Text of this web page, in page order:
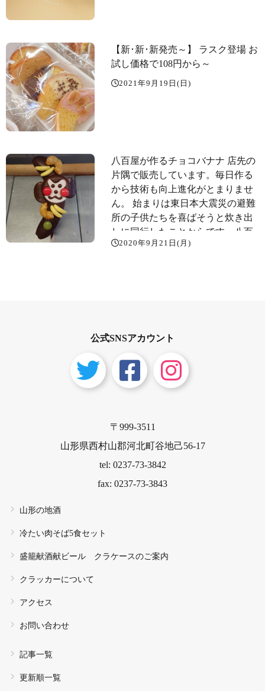
【新･新･新発売～️】 ラスク登場️️ お
試し価格で108円から～️
2021年9月19日(日)
八百屋が作るチョコバナナ️ 店先の
片隅で販売しています。毎日作る
から技術も向上進化がとまりませ
ん。 始まりは東日本大震災の避難
所の子供たちを喜ばそうと炊き出
しに同行したことからです。八百
屋のこだわりとしておいしい高級
子そろった動物園ですよ。 動物園
に来たらチョコバナナ️ チョコバナ
ナ️食べたら動物園に寄っていって
ね。
2020年9月21日(月)
公式SNSアカウント
〒999-3511
山形県西村山郡河北町谷地己56-17
tel: 0237-73-3842
fax: 0237-73-3843
山形の地酒
冷たい肉そば5食セット
盛籠献酒献ビール クラケースのご案内
クラッカーについて
アクセス
お問い合わせ
記事一覧
更新順一覧